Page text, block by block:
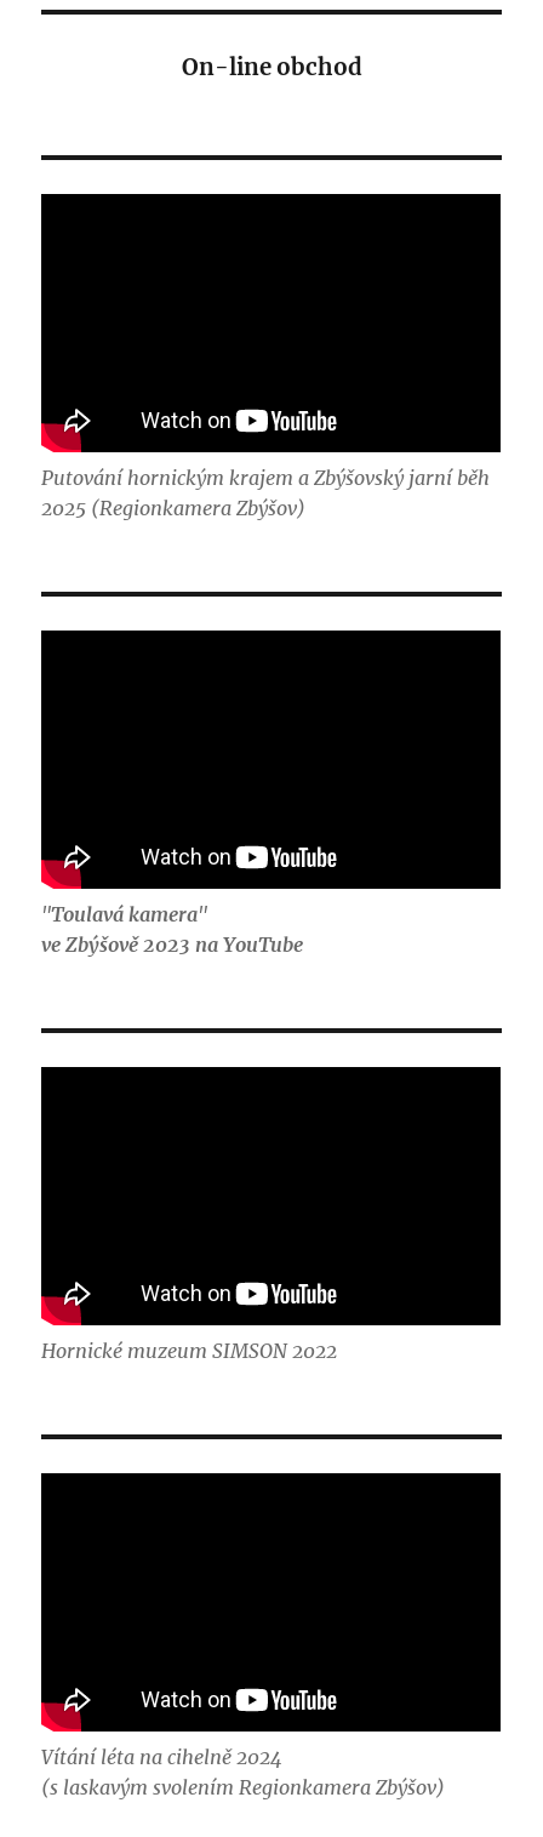
On-line obchod
Putování hornickým krajem a Zbýšovský jarní běh
2025 (Regionkamera Zbýšov)
"Toulavá kamera"
ve Zbýšově 2023 na YouTube
Hornické muzeum SIMSON 2022
Vítání léta na cihelně 2024
(s laskavým svolením Regionkamera Zbýšov)